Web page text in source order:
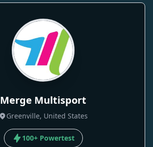
Merge Multisport
Greenville, United States
100+ Powertest